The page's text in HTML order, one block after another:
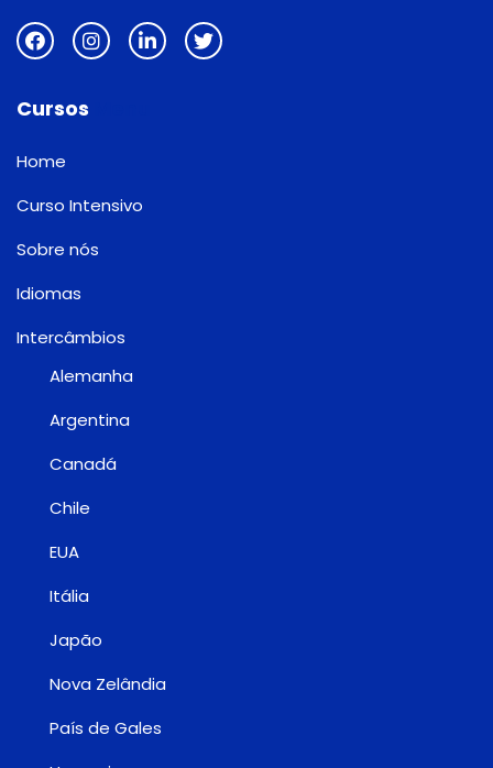
Cursos
Home
Curso Intensivo
Sobre nós
Idiomas
Intercâmbios
Alemanha
Argentina
Canadá
Chile
EUA
Itália
Japão
Nova Zelândia
País de Gales